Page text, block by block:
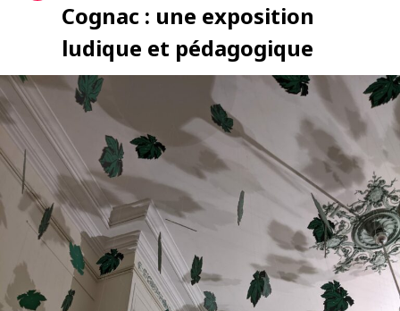
Cognac : une exposition
ludique et pédagogique